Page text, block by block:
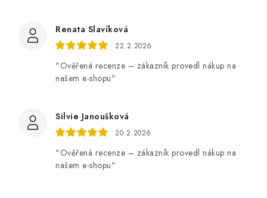
Renata Slavíková
22.2.2026
"Ověřená recenze – zákazník provedl nákup na
našem e-shopu"
Silvie Janoušková
20.2.2026
"Ověřená recenze – zákazník provedl nákup na
našem e-shopu"